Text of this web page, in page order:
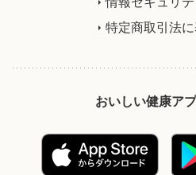
特定商取引法
おいしい健康ア